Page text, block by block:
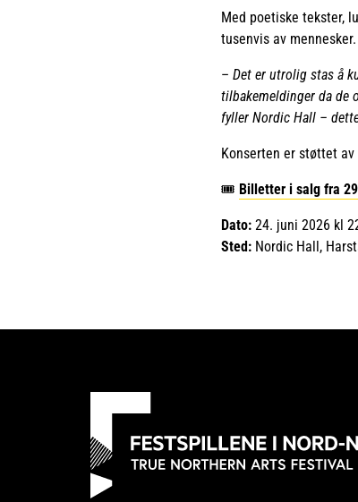
Med poetiske tekster,
tusenvis av
– Det er utrolig stas å
tilbakemeldinger da de
fyller Nordic Hall –
Konserten er støttet
🎟️ Billetter i salg fra
Dato: 24. juni 2026 kl
Sted: Nordic Hall,